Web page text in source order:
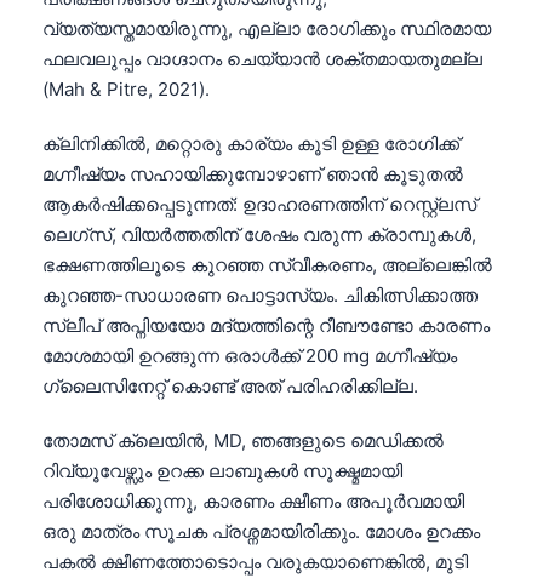
വ്യത്യസ്തമായിരുന്നു, എല്ലാ രോഗിക്കും സ്ഥിരമായ
ഫലവലുപ്പം വാഗ്ദാനം ചെയ്യാൻ ശക്തമായതുമല്ല
(Mah & Pitre, 2021).
ക്ലിനിക്കിൽ, മറ്റൊരു കാര്യം കൂടി ഉള്ള രോഗിക്ക്
മഗ്നീഷ്യം സഹായിക്കുമ്പോഴാണ് ഞാൻ കൂടുതൽ
ആകർഷിക്കപ്പെടുന്നത്: ഉദാഹരണത്തിന് റെസ്റ്റ്ലസ്
ലെഗ്സ്, വിയർത്തതിന് ശേഷം വരുന്ന ക്രാമ്പുകൾ,
ഭക്ഷണത്തിലൂടെ കുറഞ്ഞ സ്വീകരണം, അല്ലെങ്കിൽ
കുറഞ്ഞ-സാധാരണ പൊട്ടാസ്യം. ചികിത്സിക്കാത്ത
സ്ലീപ് അപ്നിയയോ മദ്യത്തിന്റെ റീബൗണ്ടോ കാരണം
മോശമായി ഉറങ്ങുന്ന ഒരാൾക്ക് 200 mg മഗ്നീഷ്യം
ഗ്ലൈസിനേറ്റ് കൊണ്ട് അത് പരിഹരിക്കില്ല.
തോമസ് ക്ലെയിൻ, MD, ഞങ്ങളുടെ മെഡിക്കൽ
റിവ്യൂവേഴ്സും ഉറക്ക ലാബുകൾ സൂക്ഷ്മമായി
പരിശോധിക്കുന്നു, കാരണം ക്ഷീണം അപൂർവമായി
ഒരു മാത്രം സൂചക പ്രശ്നമായിരിക്കും. മോശം ഉറക്കം
പകൽ ക്ഷീണത്തോടൊപ്പം വരുകയാണെങ്കിൽ, മുടി